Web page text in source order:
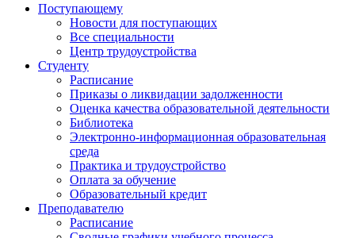
Поступающему
Новости для поступающих
Все специальности
Центр трудоустройства
Студенту
Расписание
Приказы о ликвидации задолженности
Оценка качества образовательной деятельности
Библиотека
Электронно-информационная образовательная
среда
Практика и трудоустройство
Оплата за обучение
Образовательный кредит
Преподавателю
Расписание